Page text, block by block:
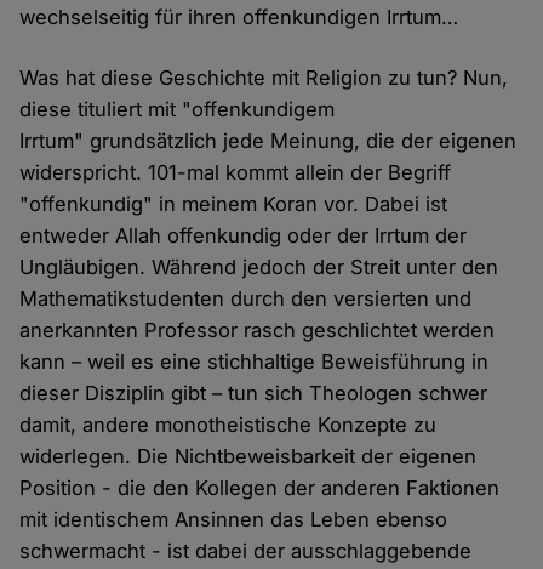
wechselseitig für ihren offenkundigen Irrtum…
Was hat diese Geschichte mit Religion zu tun? Nun,
diese tituliert mit "offenkundigem
Irrtum" grundsätzlich jede Meinung, die der eigenen
widerspricht. 101-mal kommt allein der Begriff
"offenkundig" in meinem Koran vor. Dabei ist
entweder Allah offenkundig oder der Irrtum der
Ungläubigen. Während jedoch der Streit unter den
Mathematikstudenten durch den versierten und
anerkannten Professor rasch geschlichtet werden
kann – weil es eine stichhaltige Beweisführung in
dieser Disziplin gibt – tun sich Theologen schwer
damit, andere monotheistische Konzepte zu
widerlegen. Die Nichtbeweisbarkeit der eigenen
Position - die den Kollegen der anderen Faktionen
mit identischem Ansinnen das Leben ebenso
schwermacht - ist dabei der ausschlaggebende